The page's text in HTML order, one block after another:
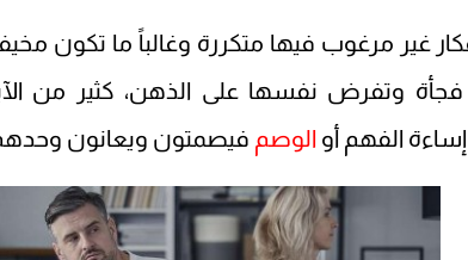
غير مرغوب فيها متكررة وغالباً ما تكون
فجأة وتفرض نفسها على الذهن، كثير من
الفهم أو الوصم فيصمتون ويعانون